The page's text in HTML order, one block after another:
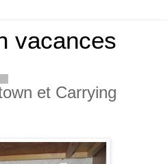
vacances
et Carrying